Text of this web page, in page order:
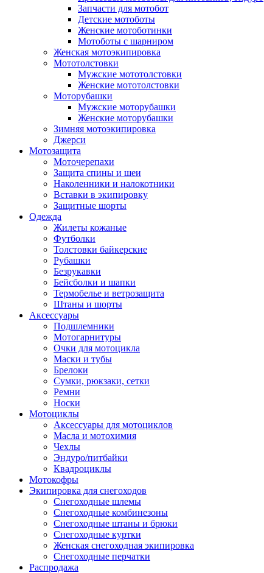
Запчасти для мотобот
Детские мотоботы
Женские мотоботинки
Мотоботы с шарниром
Женская мотоэкипировка
Мототолстовки
Мужские мототолстовки
Женские мототолстовки
Моторубашки
Мужские моторубашки
Женские моторубашки
Зимняя мотоэкипировка
Джерси
Мотозащита
Моточерепахи
Защита спины и шеи
Наколенники и налокотники
Вставки в экипировку
Защитные шорты
Одежда
Жилеты кожаные
Футболки
Толстовки байкерские
Рубашки
Безрукавки
Бейсболки и шапки
Термобелье и ветрозащита
Штаны и шорты
Аксессуары
Подшлемники
Мотогарнитуры
Очки для мотоцикла
Маски и тубы
Брелоки
Сумки, рюкзаки, сетки
Ремни
Носки
Мотоциклы
Аксессуары для мотоциклов
Масла и мотохимия
Чехлы
Эндуро/питбайки
Квадроциклы
Мотокофры
Экипировка для снегоходов
Снегоходные шлемы
Снегоходные комбинезоны
Снегоходные штаны и брюки
Снегоходные куртки
Женская снегоходная экипировка
Снегоходные перчатки
Распродажа